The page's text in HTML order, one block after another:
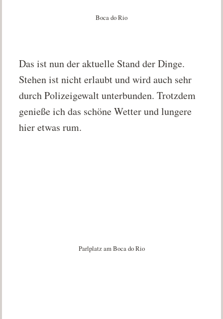
Boca do Rio
Das ist nun der aktuelle Stand der Dinge.
Stehen ist nicht erlaubt und wird auch sehr
durch Polizeigewalt unterbunden. Trotzdem
genieße ich das schöne Wetter und lungere
hier etwas rum.
Parlplatz am Boca do Rio